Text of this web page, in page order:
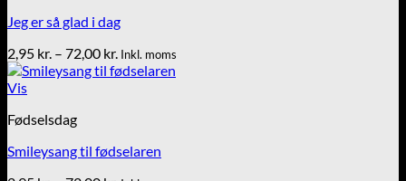
Jeg er så glad i dag
2,95 kr. – 72,00 kr. Prisinterval:
2,95 kr.
Inkl. moms
Vis
Fødselsdag
Smileysang til fødselaren